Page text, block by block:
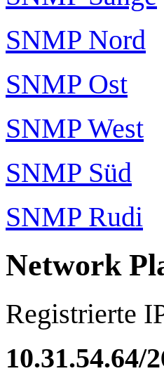
SNMP Nord
SNMP Ost
SNMP West
SNMP Süd
SNMP Rudi
Network
Registrierte
10.31.54.64/